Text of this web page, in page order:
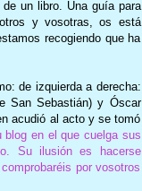
un libro. Una guía para
y vosotras, os está
recogiendo que ha
de izquierda a derecha:
San Sebastián) y Óscar
acudió al acto y se tomó
en el que cuelga sus
Su ilusión es hacerse
por vosotros